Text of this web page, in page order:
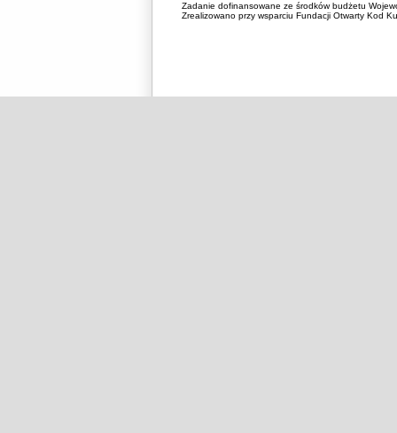
Zadanie dofinansowane ze środków budżetu
Zrealizowano przy wsparciu Fundacji Otwarty Kod